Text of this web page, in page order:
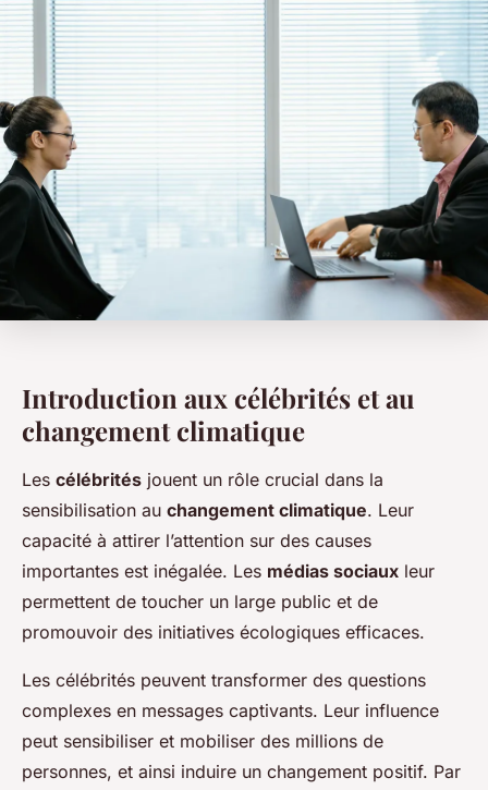
Introduction aux célébrités et au
changement climatique
Les célébrités jouent un rôle crucial dans la
sensibilisation au changement climatique. Leur
capacité à attirer l’attention sur des causes
importantes est inégalée. Les médias sociaux leur
permettent de toucher un large public et de
promouvoir des initiatives écologiques efficaces.
Les célébrités peuvent transformer des questions
complexes en messages captivants. Leur influence
peut sensibiliser et mobiliser des millions de
personnes, et ainsi induire un changement positif. Par